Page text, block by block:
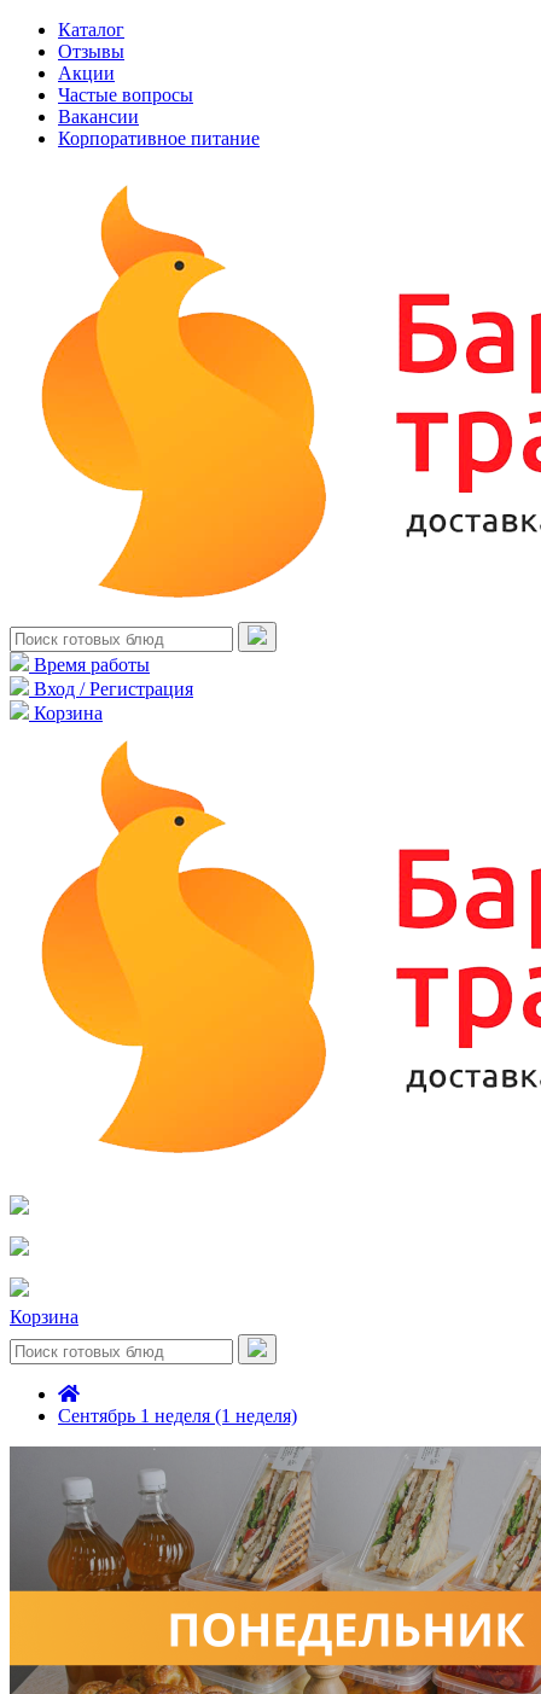
Каталог
Отзывы
Акции
Частые вопросы
Вакансии
Корпоративное питание
Время работы
Вход / Регистрация
Корзина
Корзина
Сентябрь 1 неделя (1 неделя)